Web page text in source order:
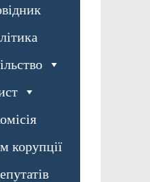
корупції